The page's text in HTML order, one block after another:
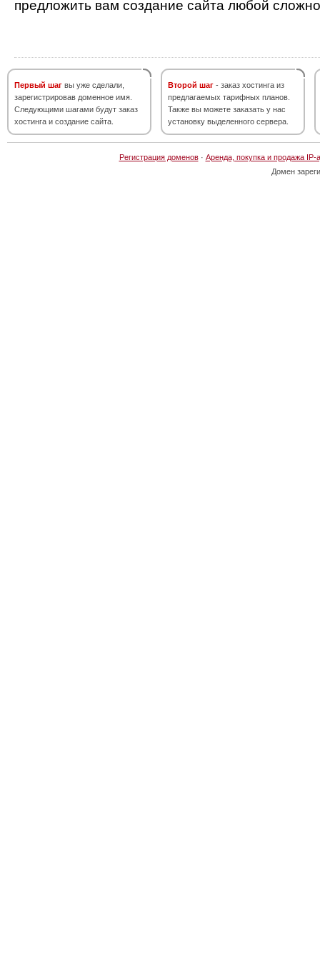
предложить вам создание сайта любой
Первый шаг вы уже сделали,
зарегистрировав доменное имя.
Следующими шагами будут заказ
хостинга и создание сайта.
Второй шаг - заказ хостинга из
предлагаемых тарифных планов.
Также вы можете заказать у нас
установку выделенного сервера.
Регистрация доменов· Аренда, покупка и продажа IP-
Домен